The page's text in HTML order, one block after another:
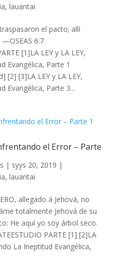
, lauantai
el pacto; allí
6:7
[1]LA LEY y LA LEY,
Evangélica, Parte 1
[2] [3]LA LEY y LA LEY,
Evangélica, Parte 3...
el Error – Parte
| syys 20, 2019 |
, lauantai
allegado á Jehová, no
totalmente Jehová de su
He aquí yo soy árbol seco.
PARTE [1] [2]LA
La Ineptitud Evangélica,